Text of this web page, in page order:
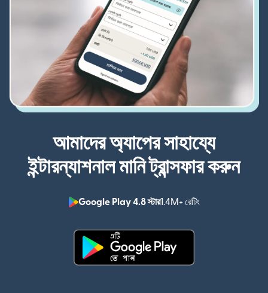
আমাদের অ্যাপের সাহায্যে
ইন্টারন্যাশনাল মানি ট্রান্সফার করুন
Google Play 4.8 স্টার1.4M+ রেটিং